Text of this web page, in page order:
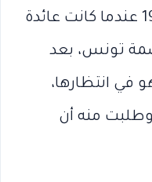
وكان ذلك يوم 21 فبراير 1930 عندما كانت عائدة
تونس، بعد
في انتظارها،
منه أن